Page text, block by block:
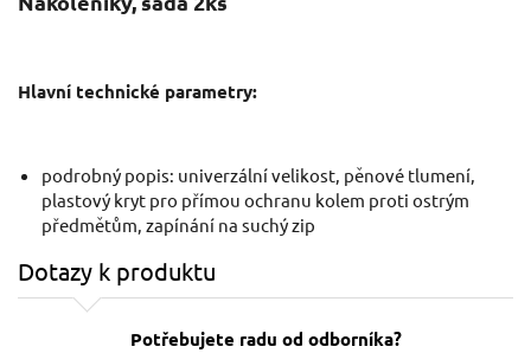
Hlavní technické parametry:
podrobný popis: univerzální velikost, pěnové tlumení,
plastový kryt pro přímou ochranu kolem proti ostrým
předmětům, zapínání na suchý zip
Dotazy k produktu
Potřebujete radu od odborníka?